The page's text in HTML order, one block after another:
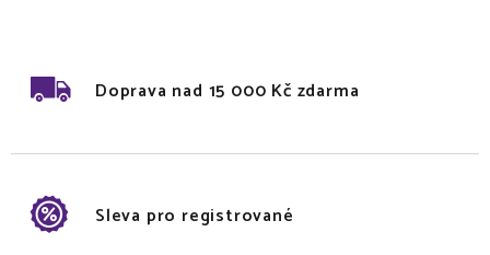
Doprava nad 15 000 Kč zdarma
Sleva pro registrované